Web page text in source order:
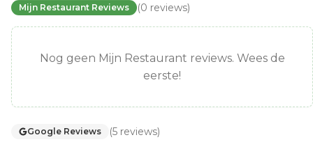
Mijn Restaurant Reviews (0 reviews)
Nog geen Mijn Restaurant reviews. Wees de
eerste!
Google Reviews (5 reviews)